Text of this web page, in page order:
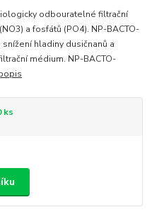
odbouratelné filtrační
a fosfátů (PO4). NP-BACTO-
hladiny dusičnanů a
médium. NP-BACTO-
ks